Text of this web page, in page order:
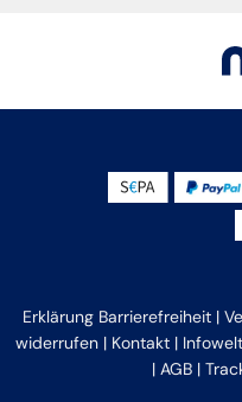
Erklärung Barrierefreiheit |
widerrufen | Kontakt | Infowelt
| AGB |